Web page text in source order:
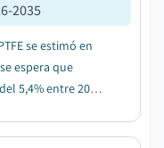
2035
se estimó en
espera que
5,4% entre 2026